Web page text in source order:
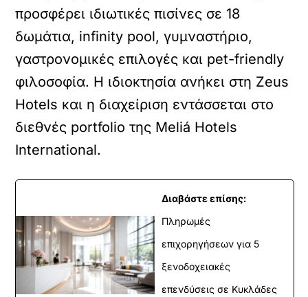
προσφέρει ιδιωτικές πισίνες σε 18
δωμάτια, infinity pool, γυμναστήριο,
γαστρονομικές επιλογές και pet-friendly
φιλοσοφία. Η ιδιοκτησία ανήκει στη Zeus
Hotels και η διαχείριση εντάσσεται στο
διεθνές portfolio της Meliá Hotels
International.
Διαβάστε επίσης:
Πληρωμές
επιχορηγήσεων για 5
ξενοδοχειακές
επενδύσεις σε Κυκλάδες